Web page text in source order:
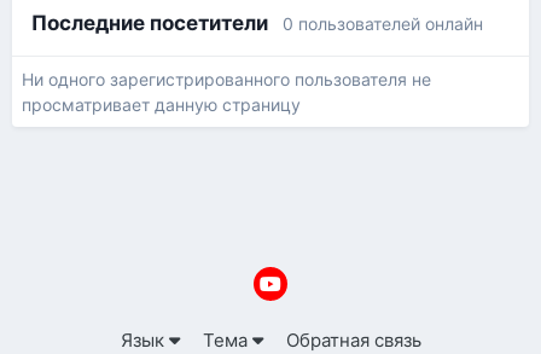
Последние посетители 0 пользователей онлайн
Ни одного зарегистрированного пользователя не
просматривает данную страницу
Язык Тема Обратная связь